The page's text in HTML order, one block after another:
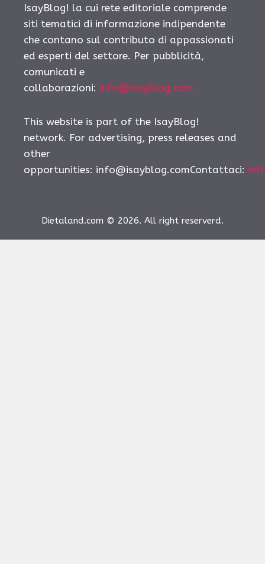
IsayBlog! la cui rete editoriale comprende
siti tematici di informazione indipendente
che contano sul contributo di appassionati
ed esperti del settore. Per pubblicità,
comunicati e
collaborazioni: info@isayblog.com
This website is part of the IsayBlog!
network. For advertising, press releases and
other
opportunities: info@isayblog.comContattaci:
Dietaland.com © 2026. All right reserverd.